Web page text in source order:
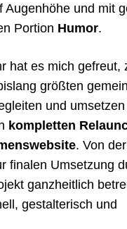
Augenhöhe und mit
Portion Humor.
hat es mich gefreut,
größten
und umsetzen
kompletten
. Von
finalen Umsetzung
ganzheitlich
gestalterisch und